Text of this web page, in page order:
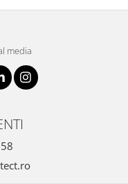
media